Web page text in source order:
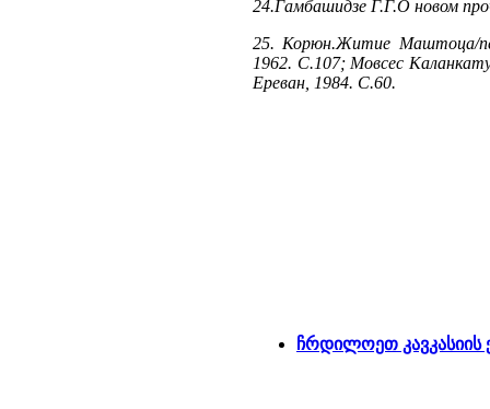
24.Гамбашидзе Г.Г.О новом
25. Корюн.Житие Маштоца/
1962. С.107; Мовсес
Ереван, 1984. С.60.
ჩრდილოეთ